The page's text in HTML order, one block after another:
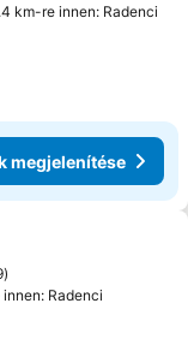
km-re innen: Radenci
megjelenítése
a kedvencekhez
Radenci